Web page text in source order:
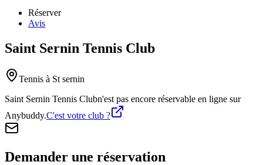
Réserver
Avis
Saint Sernin Tennis Club
Tennis à St sernin
Saint Sernin Tennis Clubn'est pas encore réservable en ligne sur
Anybuddy.C'est votre club ?
Demander une réservation